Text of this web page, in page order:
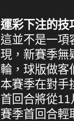
運彩下注的技
這並不是一項
現，新賽季無
輪，球版做客
本賽季在對手
首回合將從
賽季首回合輕